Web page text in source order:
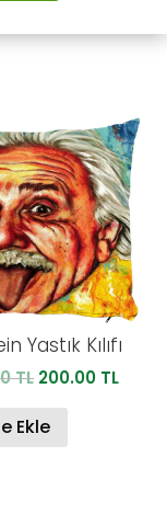
Yastık Kılıfı
TL Orijinal
350.00 TL.
200.00 TLŞu
Ekle